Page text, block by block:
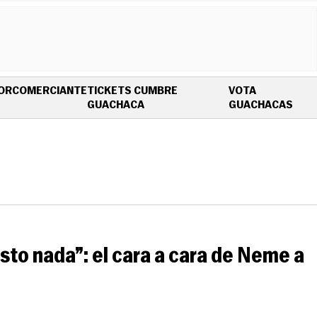
COMERCIANTETICKETS CUMBRE
GUACHACAOPENS IN NEW WINDOW
VOTA
GUACHACAS
nada”: el cara a cara de Neme a